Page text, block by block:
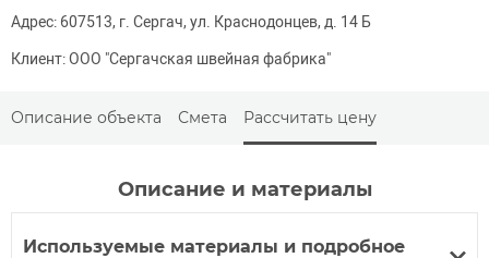
Адрес: 607513, г. Сергач, ул. Краснодонцев, д. 14 Б
Клиент: ООО "Сергачская швейная фабрика"
Описание объекта Смета Рассчитать цену
Описание и материалы
Используемые материалы и подробное